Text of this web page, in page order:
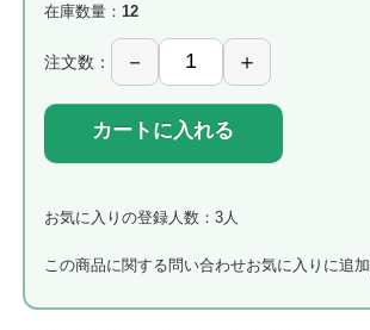
在庫数量： 12
注文数：
カートに入れる
お気に入りの登録人数：3人
この商品に関する問い合わせお気に入りに追加